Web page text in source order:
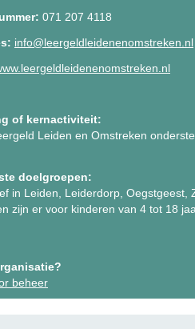
071 207 4118
info@leergeldleidenenomstreken.nl
of kernactiviteit:
Leiden en Omstreken
doelgroepen:
in Leiden, Leiderdorp, Oegstgeest,
zijn er voor kinderen van 4 tot 18
beheer